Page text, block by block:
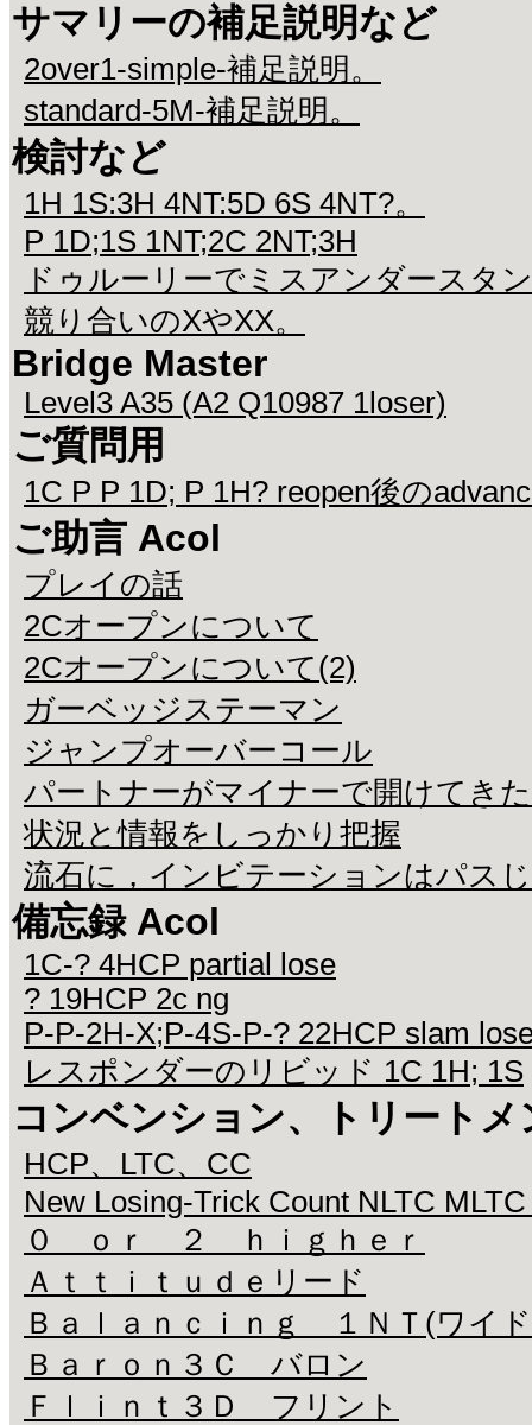
サマリーの補足説明など
2over1-simple-補足説明。
standard-5M-補足説明。
検討など
1H 1S:3H 4NT:5D 6S 4NT?。
P 1D;1S 1NT;2C 2NT;3H
ドゥルーリーでミスアンダースタ
競り合いのXやXX。
Bridge Master
Level3 A35 (A2 Q10987 1loser)
ご質問用
1C P P 1D; P 1H? reopen後の
ご助言 Acol
プレイの話
2Cオープンについて
2Cオープンについて(2)
ガーベッジステーマン
ジャンプオーバーコール
パートナーがマイナーで開けてき
状況と情報をしっかり把握
流石に，インビテーションはパス
備忘録 Acol
1C-? 4HCP partial lose
? 19HCP 2c ng
P-P-2H-X;P-4S-P-? 22HCP slam
レスポンダーのリビッド 1C 1H; 1S
コンベンション、トリートメ
HCP、LTC、CC
New Losing-Trick Count NLTC
０ ｏｒ ２ ｈｉｇｈｅｒ
Ａｔｔｉｔｕｄｅリード
Ｂａｌａｎｃｉｎｇ １ＮＴ(ワイ
Ｂａｒｏｎ３Ｃ バロン
Ｆｌｉｎｔ３Ｄ フリント